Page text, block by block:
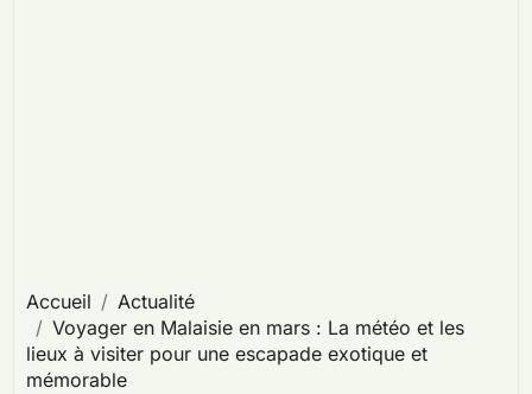
Accueil
Actualité
Voyager en Malaisie en mars : La météo et les
lieux à visiter pour une escapade exotique et
mémorable